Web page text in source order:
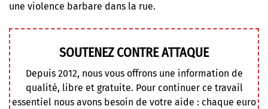
une violence barbare dans la rue.
SOUTENEZ CONTRE ATTAQUE
Depuis 2012, nous vous offrons une information de
qualité, libre et gratuite. Pour continuer ce travail
essentiel nous avons besoin de votre aide : chaque euro